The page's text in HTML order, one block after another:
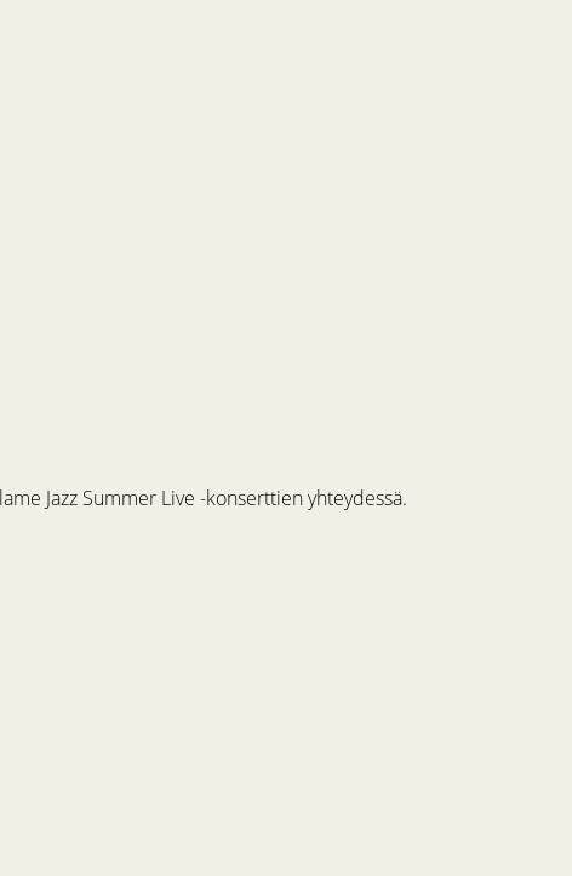
Jazz Summer Live -konserttien yhteydessä.